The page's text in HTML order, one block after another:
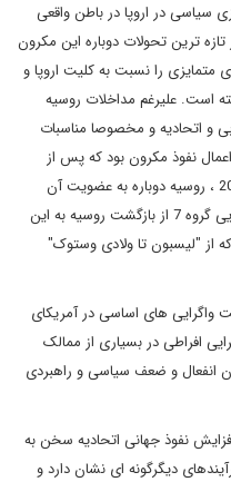
سیاسی در اروپا در باطن واقعی
ترین تحولات دوباره این مکرون
را نسبت به کلیت اروپا و
است. علیرغم مداخلات روسیه
و اتحادیه و مخصوصا مناسبات
نفوذ مکرون بود که پس از
تعلیق عضویت روسیه در شورای اروپا در 2014 ، روسیه دوباره به عضویت آن
درآمد. مکرون با وجود مخالفت اعضای اروپایی گروه 7 از بازگشت روسیه به این
از "لیسبون تا ولادی وستوک"
واگرایی های اساسی در آمریکای
افراطی در بسیاری از ممالک
انفعال و ضعف سیاسی و راهبردی
نفوذ جهانی اتحادیه سخن به
دیگرگونه ای نشان دارد و